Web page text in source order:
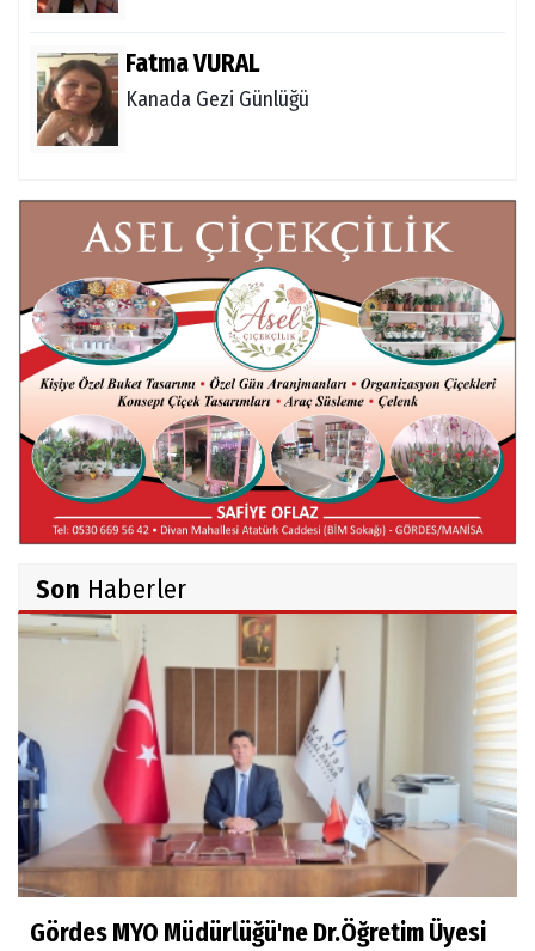
Fatma VURAL
Kanada Gezi Günlüğü
Mert AKAR
Röportaj Serisi-46: Konuk =Prof.Dr.Hakan
Atalay (Psikanaliz)
Hüseyin TUNÇAY
Gökçeada Gezimiz-IV
İsmail AYBEY
Belma Sebil'i Tanıyor Musunuz?
Ahmet İNCE
Beyaz Gömlekli Adam!
Prof.Dr.Ayşe İLKER
Adı Sanı Olmak
Eylül SEYHAN
Gezerken Zamanın Kollarındaki Ruhuma
Rastlamak
Son Haberler
Gördes MYO Müdürlüğü'ne Dr.Öğretim Üyesi